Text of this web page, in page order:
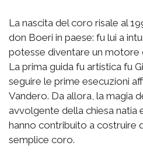
La nascita del coro risale al
don Boeri in paese: fu lui a
potesse diventare un motore
La prima guida fu artistica fu
seguire le prime esecuzioni
Vandero. Da allora, la magia
avvolgente della chiesa natia
hanno contribuito a costruire
semplice coro.